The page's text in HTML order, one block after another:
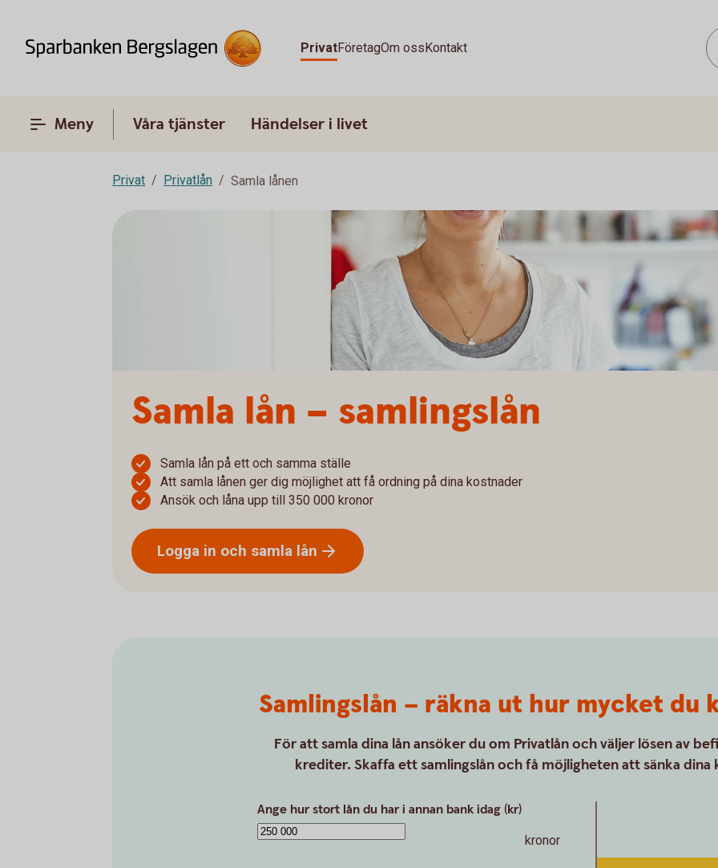
PrivatFöretagOm ossKontakt
Meny Våra tjänster Händelser i livet
Privat Privatlån Samla lånen
Samla lån – samlingslån
Samla lån på ett och samma ställe
Att samla lånen ger dig möjlighet att få ordning på dina kostnader
Ansök och låna upp till 350 000 kronor
Logga in och samla lån
Samlingslån – räkna ut hur mycket du
För att samla dina lån ansöker du om Privatlån och väljer lösen av
krediter. Skaffa ett samlingslån och få möjligheten att sänka dina
Ange hur stort lån du har i annan bank idag (kr)
kronor